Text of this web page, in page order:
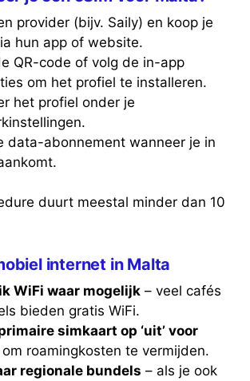
provider (bijv. Saily) en koop je
hun app of website.
QR-code of volg de in-app
om het profiel te installeren.
het profiel onder je
data-abonnement wanneer je in
duurt meestal minder dan 10
internet in Malta
WiFi waar mogelijk – veel cafés
bieden gratis WiFi.
simkaart op ‘uit’ voor
om roamingkosten te vermijden.
regionale bundels – als je ook